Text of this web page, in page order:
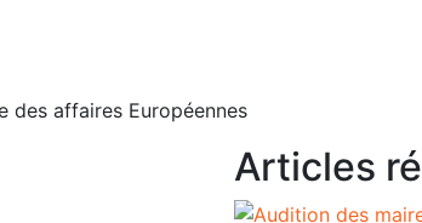
des affaires Européennes
Articles